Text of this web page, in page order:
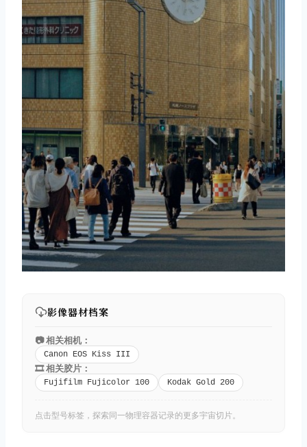
影像器材档案
📷 相关相机：
Canon EOS Kiss III
🎞️ 相关胶片：
Fujifilm Fujicolor 100 Kodak Gold 200
点击型号标签，探索同一物理容器记录的更多宇宙切片。